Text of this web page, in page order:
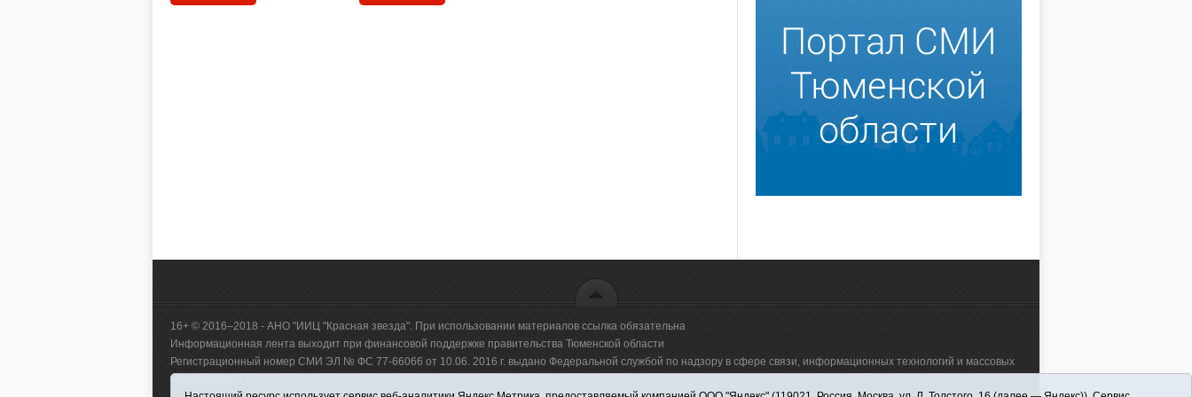
16+ © 2016–2018 - АНО "ИИЦ "Красная звезда". При использовании материалов ссылка обязательна
Информационная лента выходит при финансовой поддержке правительства Тюменской области
Регистрационный номер СМИ ЭЛ № ФС 77-66066 от 10.06. 2016 г. выдано Федеральной службой по надзору в сфере связи, информационных технологий и массовых
коммуникаций.